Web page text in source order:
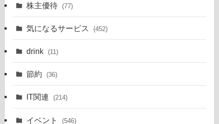
株主優待 (77)
気になるサービス (452)
drink (11)
節約 (36)
IT関連 (214)
イベント (546)